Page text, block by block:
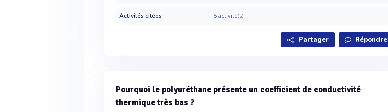
Activités citées 5 activité(s)
Partager Répondre
Pourquoi le polyuréthane présente un coefficient de conductivité
thermique très bas ?